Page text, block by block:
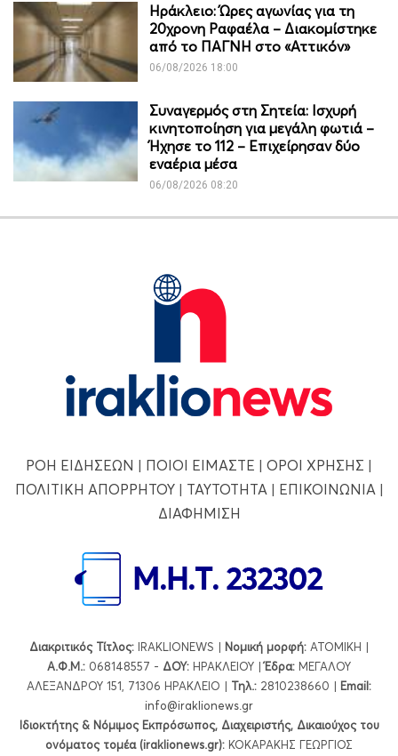
Ηράκλειο: Ώρες αγωνίας για τη
20χρονη Ραφαέλα – Διακομίστηκε
από το ΠΑΓΝΗ στο «Αττικόν»
06/08/2026 18:00
Συναγερμός στη Σητεία: Ισχυρή
κινητοποίηση για μεγάλη φωτιά –
Ήχησε το 112 – Επιχείρησαν δύο
εναέρια μέσα
06/08/2026 08:20
ΡΟΗ ΕΙΔΗΣΕΩΝ | ΠΟΙΟΙ ΕΙΜΑΣΤΕ | ΟΡΟΙ ΧΡΗΣΗΣ |
ΠΟΛΙΤΙΚΗ ΑΠΟΡΡΗΤΟΥ| ΤΑΥΤΟΤΗΤΑ | ΕΠΙΚΟΙΝΩΝΙΑ |
ΔΙΑΦΗΜΙΣΗ
Διακριτικός Τίτλος: IRAKLIONEWS | Νομική μορφή: ΑΤΟΜΙΚΗ |
Α.Φ.Μ.: 068148557 - ΔΟΥ: ΗΡΑΚΛΕΙΟΥ |Έδρα: ΜΕΓΑΛΟΥ
ΑΛΕΞΑΝΔΡΟΥ 151, 71306 ΗΡΑΚΛΕΙΟ | Τηλ.: 2810238660 | Εmail:
info@iraklionews.gr
Ιδιοκτήτης & Νόμιμος Εκπρόσωπος, Διαχειριστής, Δικαιούχος του
ονόματος τομέα (iraklionews.gr): ΚΟΚΑΡΑΚΗΣ ΓΕΩΡΓΙΟΣ